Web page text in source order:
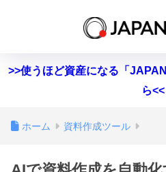
>>使うほど資産になる「
ら<<
ホーム 資料作成ツール